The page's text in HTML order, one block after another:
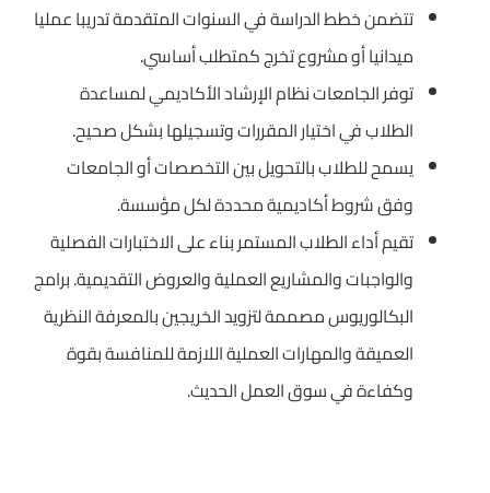
تتضمن خطط الدراسة في السنوات المتقدمة تدريبا عمليا
ميدانيا أو مشروع تخرج كمتطلب أساسي.
توفر الجامعات نظام الإرشاد الأكاديمي لمساعدة
الطلاب في اختيار المقررات وتسجيلها بشكل صحيح.
يسمح للطلاب بالتحويل بين التخصصات أو الجامعات
وفق شروط أكاديمية محددة لكل مؤسسة.
تقيم أداء الطلاب المستمر بناء على الاختبارات الفصلية
والواجبات والمشاريع العملية والعروض التقديمية. برامج
البكالوريوس مصممة لتزويد الخريجين بالمعرفة النظرية
العميقة والمهارات العملية اللازمة للمنافسة بقوة
وكفاءة في سوق العمل الحديث.